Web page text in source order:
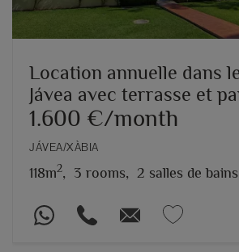
Location annuelle dans
Jávea avec terrasse et
1.600 €/month
JÁVEA/XÀBIA
118m2, 3 rooms, 2 salles de bains